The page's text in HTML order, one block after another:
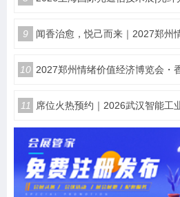
9 闻香治愈，悦己而来｜2027郑州情
10 2027郑州情绪价值经济博览会・
11 席位火热预约｜2026武汉智能工业